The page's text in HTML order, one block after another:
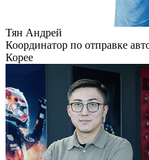
Тян Андрей
Координатор по отправке
Корее